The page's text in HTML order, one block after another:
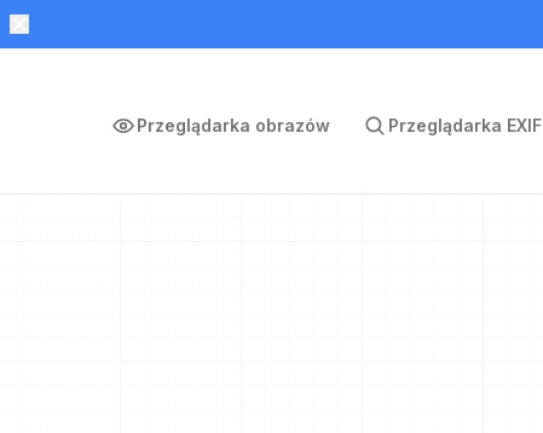
Przeglądarka obrazów Przeglądarka EXIF